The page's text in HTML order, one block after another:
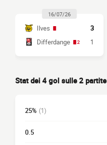
16/07/26
Ilves
3
Differdange
2 1
Stat dei 4 gol sulle 2 partite
25% (1)
0.5